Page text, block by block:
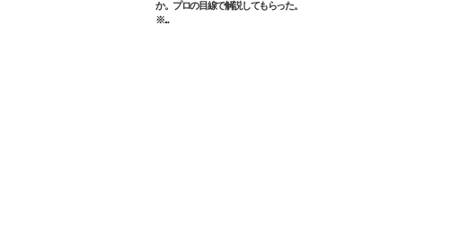
か。プロの目線で解説してもらった。
※...